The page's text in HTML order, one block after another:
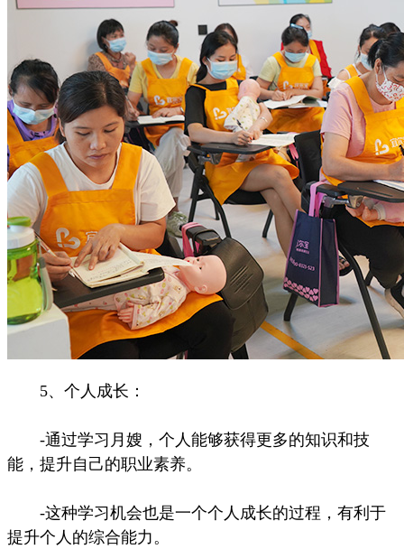
5、个人成长：
-通过学习月嫂，个人能够获得更多的知识和技
能，提升自己的职业素养。
-这种学习机会也是一个个人成长的过程，有利于
提升个人的综合能力。